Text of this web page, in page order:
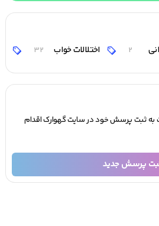
2 اختلالات خواب 32
به ثبت پرسش خود در سایت گهوارک اقدام
پرسش جدید